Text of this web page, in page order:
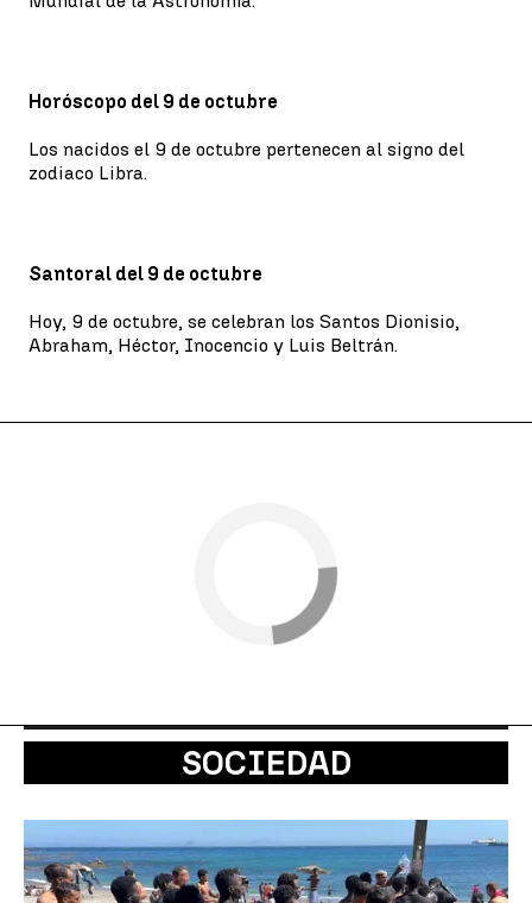
Horóscopo del 9 de octubre
Los nacidos el 9 de octubre pertenecen al signo del
zodiaco Libra.
Santoral del 9 de octubre
Hoy, 9 de octubre, se celebran los Santos Dionisio,
Abraham, Héctor, Inocencio y Luis Beltrán.
SOCIEDAD